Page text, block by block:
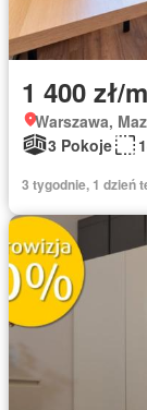
1 400 zł/
Warszawa,
3 Pokoje
3 tygodnie, 1 dzień